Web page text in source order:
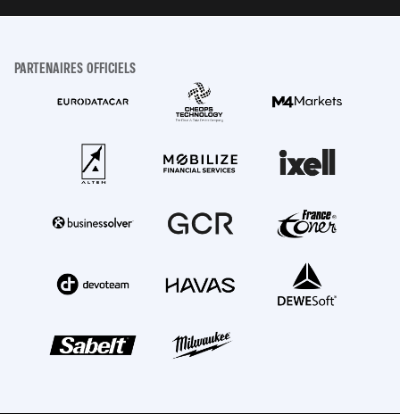
PARTENAIRES OFFICIELS